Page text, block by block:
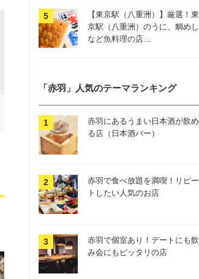
【東京駅（八重洲）】厳選！東
京駅（八重洲）のうに、鯛めし
など魚料理の店…
「赤羽」人気のテーマランキング
赤羽にあるうまい日本酒が飲め
る店（日本酒バー）
赤羽で食べ放題を満喫！リピー
トしたい人気のお店
赤羽で個室あり！デートにも飲
み会にもピッタリの店